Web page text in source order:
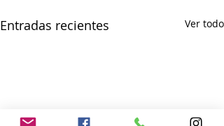
Entradas recientes Ver todo